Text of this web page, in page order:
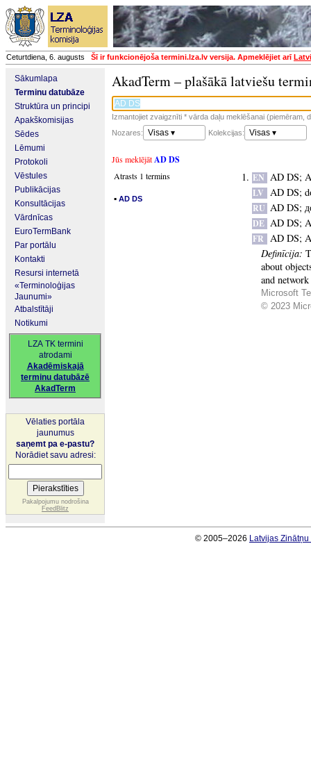
Ceturtdiena, 6. augusts Šī ir funkcionējoša termini.lza.lv versija. Apmeklējiet arī
Sākumlapa
Terminu datubāze
Struktūra un principi
Apakškomisijas
Sēdes
Lēmumi
Protokoli
Vēstules
Publikācijas
Konsultācijas
Vārdnīcas
EuroTermBank
Par portālu
Kontakti
Resursi internetā
«Terminoloģijas
Jaunumi»
Atbalstītāji
Notikumi
LZA TK termini
atrodami
Akadēmiskajā
terminu datubāzē
AkadTerm
Vēlaties portāla
jaunumus
saņemt pa e-pastu?
Norādiet savu adresi:
Pakalpojumu nodrošina
FeedBlitz
AkadTerm – plašākā latviešu
Izmantojiet zvaigznīti * vārda daļu meklēšanai (piemēram,
Nozares:
Visas ▾ Kolekcijas: Visas ▾
Jūs meklējātAD DS
Atrasts 1 termins
▪ AD DS
EN AD DS;
LV AD DS;
RU AD DS;
DE AD DS;
FR AD DS;
Definīcija:
about
and
Microsoft
© 2023
© 2005–2026 Latvijas